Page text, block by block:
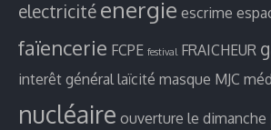
electricité energie escrime
faïencerie FCPE festival FRAICHEUR
interêt général laïcité masque MJC
nucléaire ouverture le dimanche